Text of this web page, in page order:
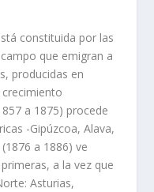
constituida por las
que emigran a
producidas en
a 1875) procede
-Gipúzcoa, Alava,
(1876 a 1886) ve
a la vez que
Asturias,